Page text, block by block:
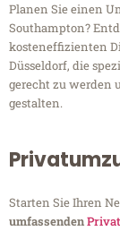
Planen Sie einen
Southampton?
kosteneffizienten
Düsseldorf, die
gerecht zu werden
gestalten.
Starten Sie Ihren
umfassenden